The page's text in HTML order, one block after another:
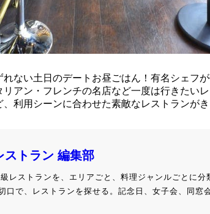
ない土日のデートお昼ごはん！有名シェフ
アン・フレンチの名店など一度は行きたい
利用シーンに合わせた素敵なレストランがき
トラン 編集部
レストランを、エリアごと、料理ジャンルごとに分
口で、レストランを探せる。記念日、女子会、同窓